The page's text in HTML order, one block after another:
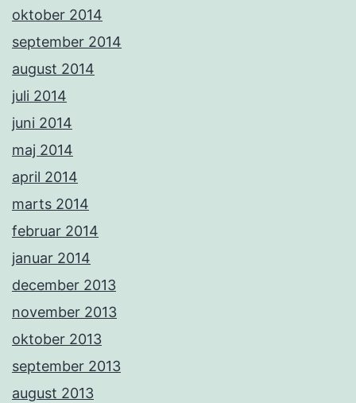
oktober 2014
september 2014
august 2014
juli 2014
juni 2014
maj 2014
april 2014
marts 2014
februar 2014
januar 2014
december 2013
november 2013
oktober 2013
september 2013
august 2013